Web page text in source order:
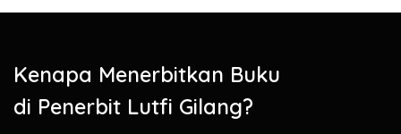
Kenapa Menerbitkan Buku
di Penerbit Lutfi Gilang?